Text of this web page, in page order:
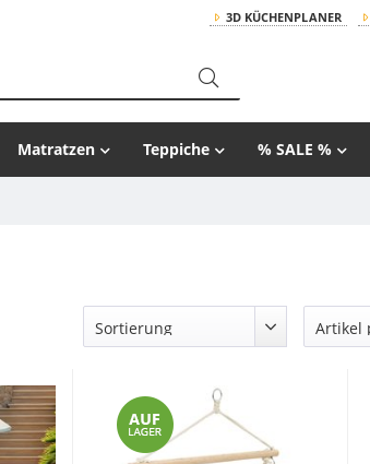
3D KÜCHENPLANER
Matratzen Teppiche % SALE %